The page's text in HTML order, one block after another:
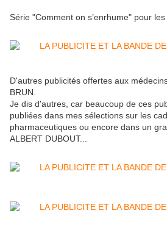
Série "Comment on s’enrhume" pour
D'autres publicités offertes aux
BRUN.
Je dis d'autres, car beaucoup de ces
publiées dans mes sélections sur les
pharmaceutiques ou encore dans un
ALBERT DUBOUT...